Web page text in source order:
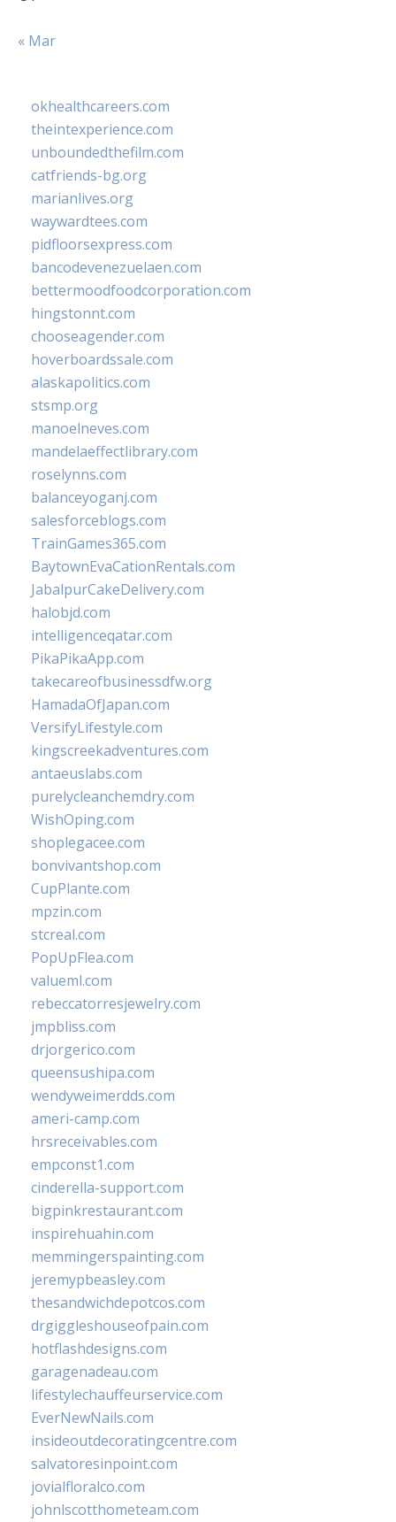
« Mar
okhealthcareers.com
theintexperience.com
unboundedthefilm.com
catfriends-bg.org
marianlives.org
waywardtees.com
pidfloorsexpress.com
bancodevenezuelaen.com
bettermoodfoodcorporation.com
hingstonnt.com
chooseagender.com
hoverboardssale.com
alaskapolitics.com
stsmp.org
manoelneves.com
mandelaeffectlibrary.com
roselynns.com
balanceyoganj.com
salesforceblogs.com
TrainGames365.com
BaytownEvaCationRentals.com
JabalpurCakeDelivery.com
halobjd.com
intelligenceqatar.com
PikaPikaApp.com
takecareofbusinessdfw.org
HamadaOfJapan.com
VersifyLifestyle.com
kingscreekadventures.com
antaeuslabs.com
purelycleanchemdry.com
WishOping.com
shoplegacee.com
bonvivantshop.com
CupPlante.com
mpzin.com
stcreal.com
PopUpFlea.com
valueml.com
rebeccatorresjewelry.com
jmpbliss.com
drjorgerico.com
queensushipa.com
wendyweimerdds.com
ameri-camp.com
hrsreceivables.com
empconst1.com
cinderella-support.com
bigpinkrestaurant.com
inspirehuahin.com
memmingerspainting.com
jeremypbeasley.com
thesandwichdepotcos.com
drgiggleshouseofpain.com
hotflashdesigns.com
garagenadeau.com
lifestylechauffeurservice.com
EverNewNails.com
insideoutdecoratingcentre.com
salvatoresinpoint.com
jovialfloralco.com
johnlscotthometeam.com